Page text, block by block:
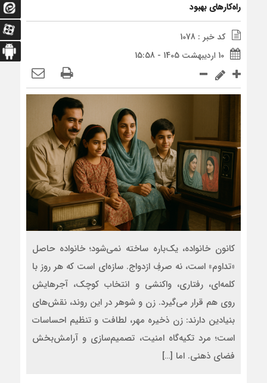
راه‌کارهای بهبود
کد خبر : 1078
10 اردیبهشت 1405 - 15:58
کانون خانواده، یک‌باره ساخته نمی‌شود؛ خانواده حاصل
«تداوم» است، نه صرفِ ازدواج. سازه‌ای است که هر روز با
کلمه‌ای، رفتاری، واکنشی و انتخاب کوچک، آجرهایش
روی هم قرار می‌گیرد. زن و شوهر در این روند، نقش‌های
بنیادین دارند: زن ذخیره مهر، لطافت و تنظیم احساسات
است؛ مرد تکیه‌گاه امنیت، تصمیم‌سازی و آرامش‌بخش
فضای ذهنی. اما […]